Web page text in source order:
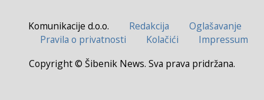
Komunikacije d.o.o. Redakcija
Oglašavanje
Pravila o privatnosti
Kolačići
Impressum
Copyright © Šibenik News. Sva prava pridržana.